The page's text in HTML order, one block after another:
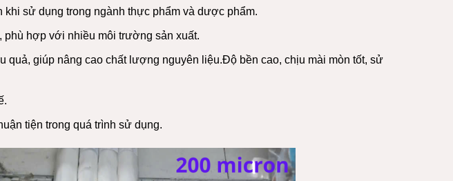
khi sử dụng trong ngành thực phẩm và dược phẩm.
phù hợp với nhiều môi trường sản xuất.
quả, giúp nâng cao chất lượng nguyên liệu.Độ bền cao, chịu mài mòn tốt, sử
tiện trong quá trình sử dụng.